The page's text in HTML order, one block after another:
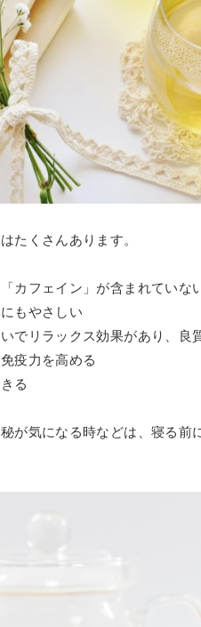
たくさんあります。
カフェイン」が含まれていな
もやさしい
でリラックス効果があり、良
疫力を高める
る
が気になる時などは、寝る前